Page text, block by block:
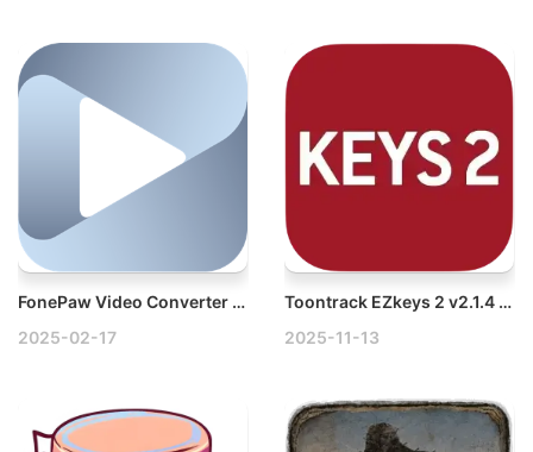
FonePaw Video Converter Ultimate v9.3.0 Win视频格式转换软件
2025-02-17
Toontrack EZkeys 2 v2.1.4 Mac第二代钢琴与作曲辅助工具
2025-11-13